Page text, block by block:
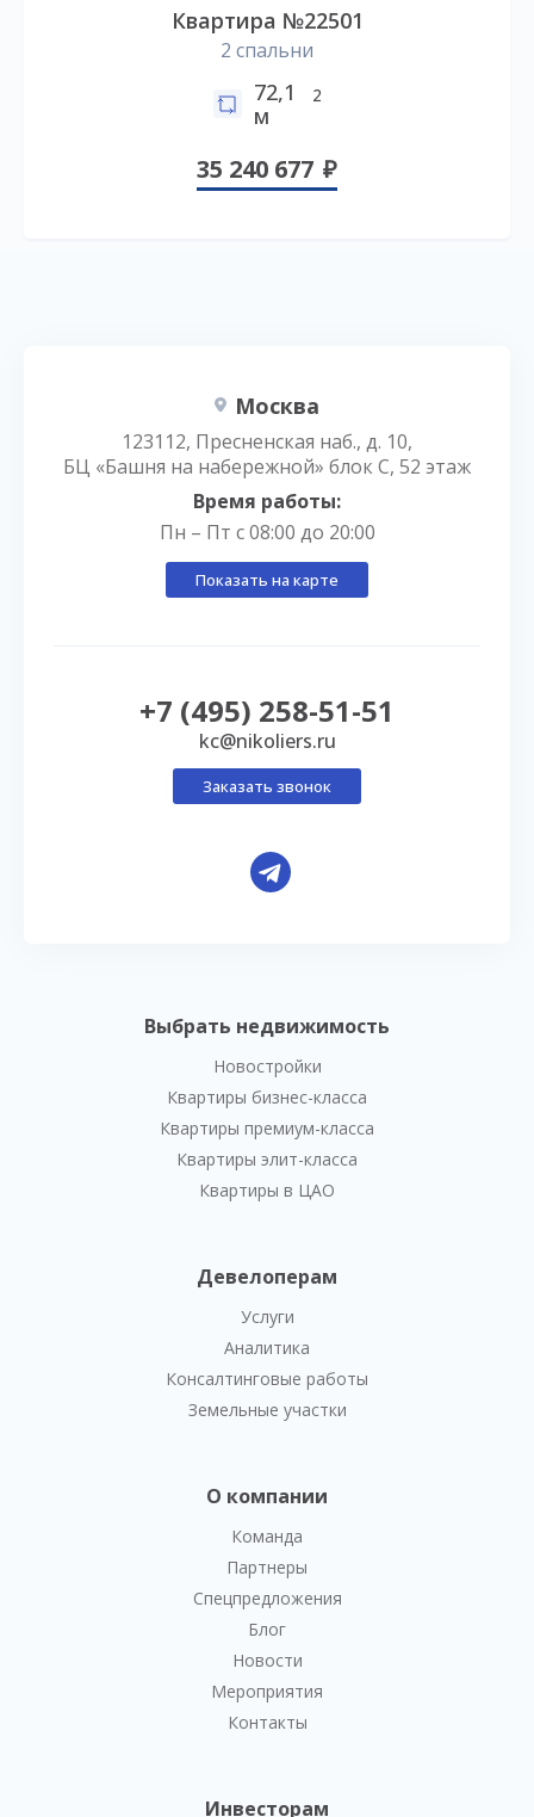
Квартира №22501
2 спальни
72,1
м
2
35 240 677
Выбрать недвижимость
Новостройки
Квартиры бизнес-класса
Квартиры премиум-класса
Квартиры элит-класса
Квартиры в ЦАО
Девелоперам
Услуги
Аналитика
Консалтинговые работы
Земельные участки
О компании
Команда
Партнеры
Спецпредложения
Блог
Новости
Мероприятия
Контакты
Инвесторам
Москва
123112, Пресненская наб., д. 10,
БЦ «Башня на набережной» блок С, 52 этаж
Время работы:
Пн – Пт с 08:00 до 20:00
Показать на карте
+7 (495) 258-51-51
kc@nikoliers.ru
Заказать звонок